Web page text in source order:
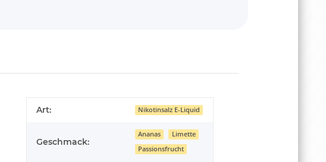
Art: Nikotinsalz E-Liquid
Geschmack:
Ananas
Limette
Passionsfrucht